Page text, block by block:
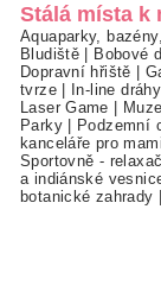
Stálá místa k
Aquaparky,
Bludiště
Bobové
Dopravní hřiště
tvrze| In-line dráhy
Laser Game
Parky| Podzemní
kanceláře pro
Sportovně -
a indiánské
botanické zahrady